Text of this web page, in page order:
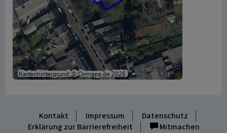
Kontakt Impressum
Datenschutz
Erklärung zur Barrierefreiheit
Mitmachen